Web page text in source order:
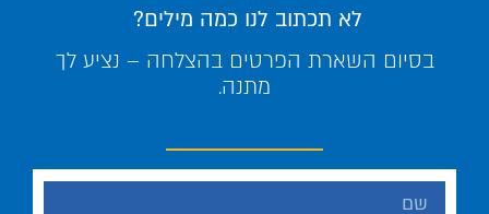
לא תכתוב לנו כמה מילים?
בסיום השארת הפרטים בהצלחה – נציע לך
מתנה.